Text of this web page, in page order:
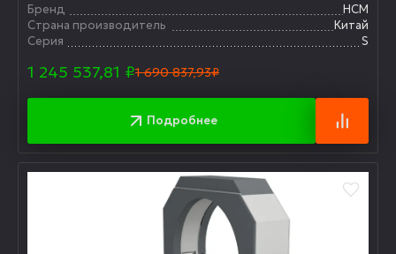
Бренд
HCM
Страна производитель
Китай
Серия
S
1 245 537,81 ₽1 690 837,93₽
Подробнее